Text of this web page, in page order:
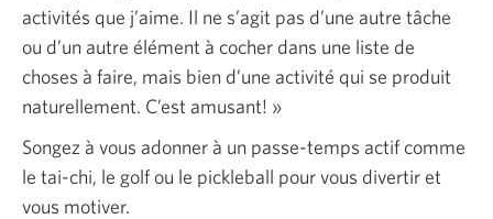
activités que j’aime. Il ne s’agit pas d’une autre tâche
ou d’un autre élément à cocher dans une liste de
choses à faire, mais bien d’une activité qui se produit
naturellement. C’est amusant! »
Songez à vous adonner à un passe-temps actif comme
le tai-chi, le golf ou le pickleball pour vous divertir et
vous motiver.